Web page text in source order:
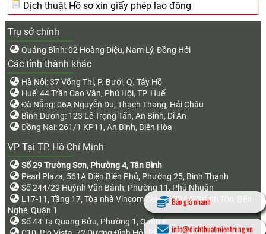
Dịch thuật Hồ sơ xin giấy phép lao động
Trụ sở chính
Quảng Bình: 02 Hoàng Diệu, Nam Lý, Đồng Hới
Các tỉnh thành khác
Hà Nội: 37 Võng Thị, P. Bưởi, Q. Tây Hồ
Huế: 44 Trần Cao Vân, Phú Hội, TP. Huế
Đà Nẵng: 06A Nguyễn Du, Thạch Thang, Hải Châu
Bình Dương: 123 Lê Trọng Tấn, An Bình, Dĩ An
Đồng Nai: 261/1 KP11, An Bình, Biên Hòa
VP Tại TP. Hồ Chí Minh
Số 29 Trường Sơn, Phường 4, Tân Bình
Pearl Plaza, 561A Điện Biên Phủ, Phường 25, Bình Thạnh
Số 244/29 Huỳnh Văn Bánh, Phường 11, Phú Nhuận
L17-11, Tầng 17, Tòa nhà Vincom Center, 72 Lê Thánh Tôn, Bến
Nghé, Quận 1
Số 44 Tạ Quang Bửu, Phường 1, Quận 8
Báo giá nhanh
info@dichthuatmientrung.vn